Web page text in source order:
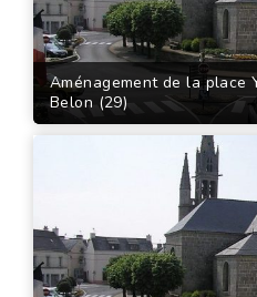
Aménagement de la place
Belon (29)